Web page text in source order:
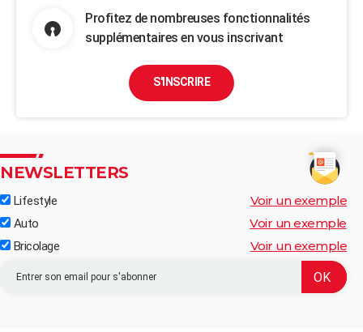
Profitez de nombreuses fonctionnalités
supplémentaires en vous inscrivant
S'INSCRIRE
NEWSLETTERS
Lifestyle Voir un exemple
Auto Voir un exemple
Bricolage Voir un exemple